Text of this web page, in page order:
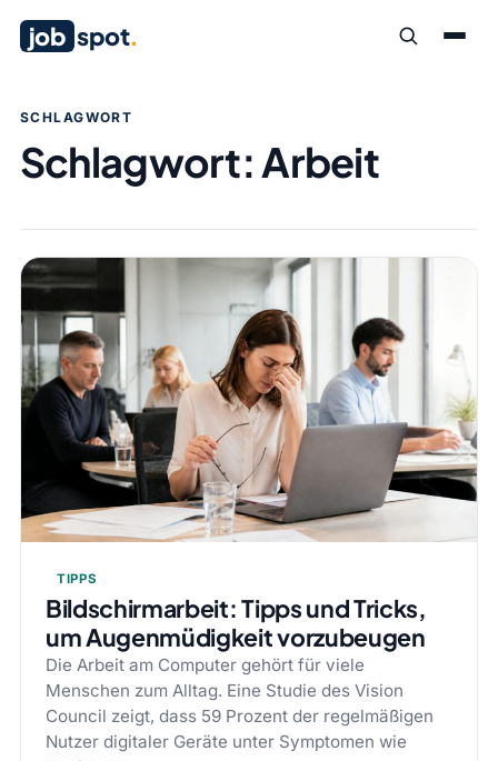
job spot.
SCHLAGWORT
Schlagwort:Arbeit
TIPPS
Bildschirmarbeit: Tipps und Tricks,
um Augenmüdigkeit vorzubeugen
Die Arbeit am Computer gehört für viele
Menschen zum Alltag. Eine Studie des Vision
Council zeigt, dass 59 Prozent der regelmäßigen
Nutzer digitaler Geräte unter Symptomen wie